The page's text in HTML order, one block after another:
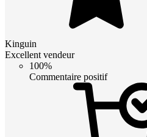
Kinguin
Excellent vendeur
100%
Commentaire positif